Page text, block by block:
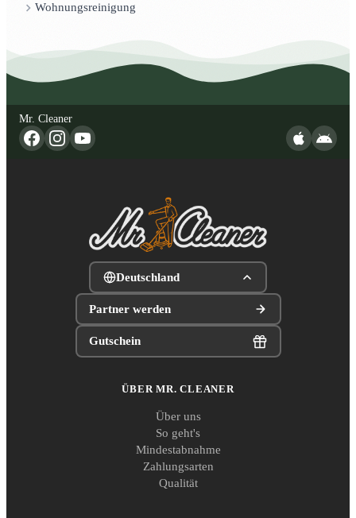
Wohnungsreinigung
Mr. Cleaner
Deutschland
Partner werden
Gutschein
ÜBER MR. CLEANER
Über uns
So geht's
Mindestabnahme
Zahlungsarten
Qualität